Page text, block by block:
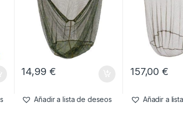
14,99 €
Añadir a lista de deseos
157,00€
Añadir a